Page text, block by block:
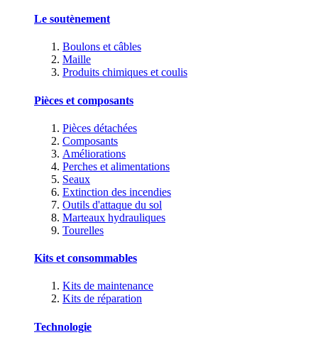
Le soutènement
Boulons et câbles
Maille
Produits chimiques et coulis
Pièces et composants
Pièces détachées
Composants
Améliorations
Perches et alimentations
Seaux
Extinction des incendies
Outils d'attaque du sol
Marteaux hydrauliques
Tourelles
Kits et consommables
Kits de maintenance
Kits de réparation
Technologie